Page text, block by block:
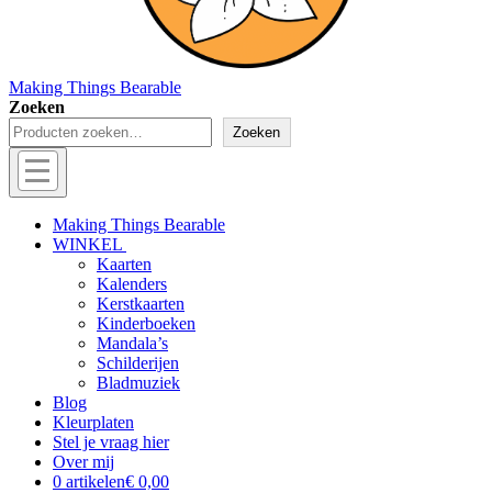
Making Things Bearable
Zoeken
Zoeken
Menu
Off
canvas
Making Things Bearable
WINKEL
Kaarten
Kalenders
Kerstkaarten
Kinderboeken
Mandala’s
Schilderijen
Bladmuziek
Blog
Kleurplaten
Stel je vraag hier
Over mij
0 artikelen€ 0,00